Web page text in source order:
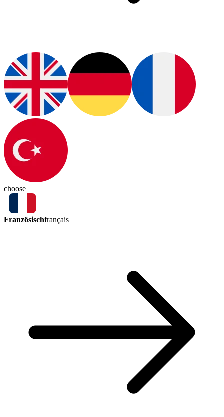
choose
Französischfrançais